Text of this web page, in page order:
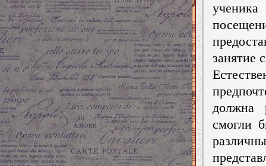
занятие
должна
смогли